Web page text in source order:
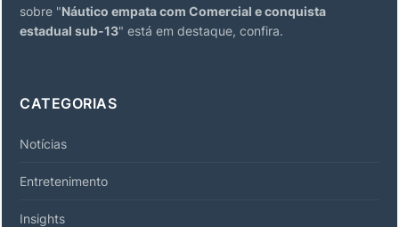
sobre "Náutico empata com Comercial e conquista
estadual sub-13" está em destaque, confira.
CATEGORIAS
Notícias
Entretenimento
Insights